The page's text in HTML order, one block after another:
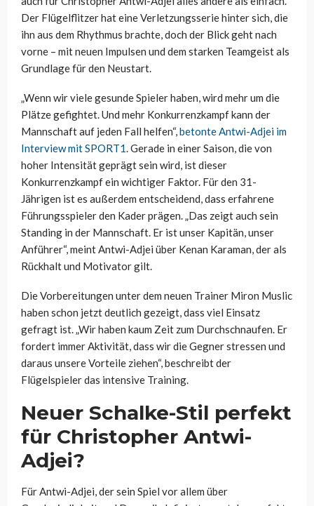
Der Flügelflitzer hat eine Verletzungsserie hinter sich, die
ihn aus dem Rhythmus brachte, doch der Blick geht nach
vorne – mit neuen Impulsen und dem starken Teamgeist als
Grundlage für den Neustart.
„Wenn wir viele gesunde Spieler haben, wird mehr um die
Plätze gefightet. Und mehr Konkurrenzkampf kann der
Mannschaft auf jeden Fall helfen“,betonte Antwi-Adjei im
Interview mit SPORT1. Gerade in einer Saison, die von
hoher Intensität geprägt sein wird, ist dieser
Konkurrenzkampf ein wichtiger Faktor. Für den 31-
Jährigen ist es außerdem entscheidend, dass erfahrene
Führungsspieler den Kader prägen. „Das zeigt auch sein
Standing in der Mannschaft. Er ist unser Kapitän, unser
Anführer“, meint Antwi-Adjei über Kenan Karaman, der als
Rückhalt und Motivator gilt.
Die Vorbereitungen unter dem neuen Trainer Miron Muslic
haben schon jetzt deutlich gezeigt, dass viel Einsatz
gefragt ist. „Wir haben kaum Zeit zum Durchschnaufen. Er
fordert immer Aktivität, dass wir die Gegner stressen und
daraus unsere Vorteile ziehen“, beschreibt der
Flügelspieler das intensive Training.
Neuer Schalke-Stil perfekt
für Christopher Antwi-
Adjei?
Für Antwi-Adjei, der sein Spiel vor allem über